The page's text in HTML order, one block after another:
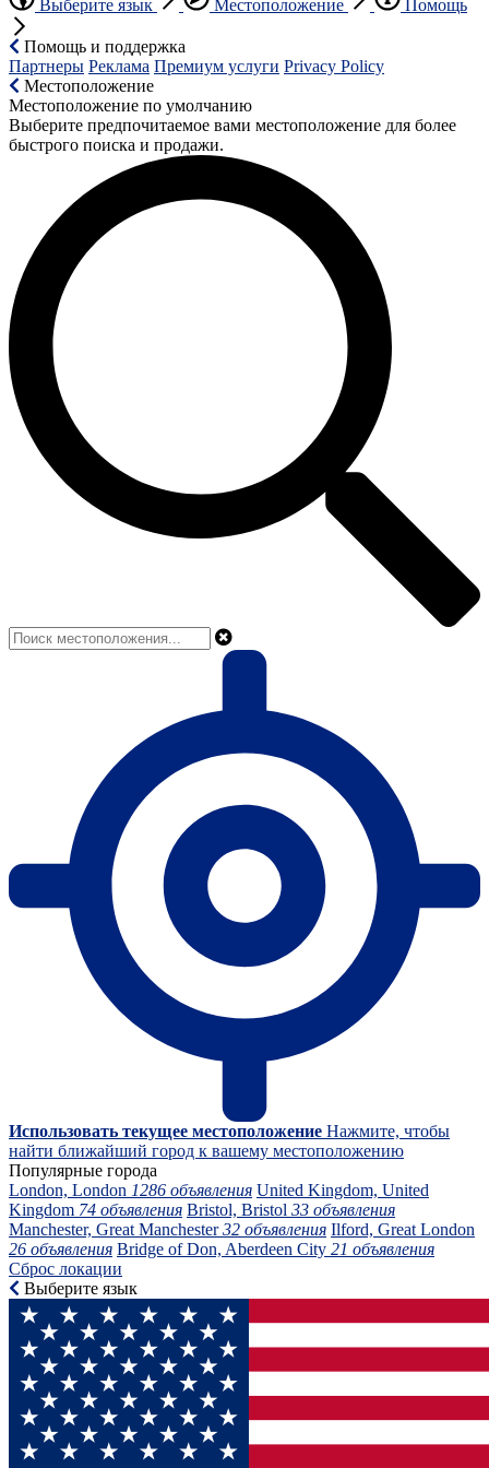
Выберите язык Местоположение Помощь
Помощь и поддержка
Партнеры Реклама Премиум услуги Privacy Policy
Местоположение
Местоположение по умолчанию
Выберите предпочитаемое вами местоположение для более
быстрого поиска и продажи.
Использовать текущее местоположение Нажмите, чтобы
найти ближайший город к вашему местоположению
Популярные города
London, London 1286 объявления United Kingdom, United
Kingdom 74 объявления Bristol, Bristol 33 объявления
Manchester, Great Manchester32 объявления Ilford, Great London
26 объявления Bridge of Don, Aberdeen City 21 объявления
Сброс локации
Выберите язык